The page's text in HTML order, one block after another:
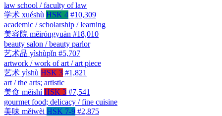
law school / faculty of law
学术 xuéshù HSK 4 #10,309
academic / scholarship / learning
美容院 měiróngyuàn #18,010
beauty salon / beauty parlor
艺术品 yìshùpǐn #5,707
artwork / work of art / art piece
艺术 yìshù HSK 3 #1,821
art / the arts; artistic
美食 měishí HSK 3 #7,541
gourmet food; delicacy / fine cuisine
美味 měiwèi HSK 7-9 #2,875